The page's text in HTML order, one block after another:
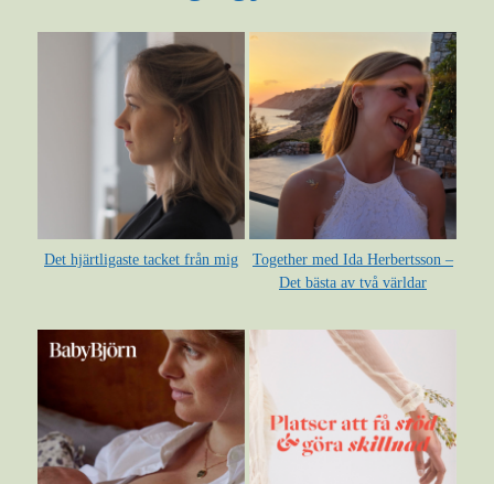
Det hjärtligaste tacket från mig
Together med Ida Herbertsson –
Det bästa av två världar